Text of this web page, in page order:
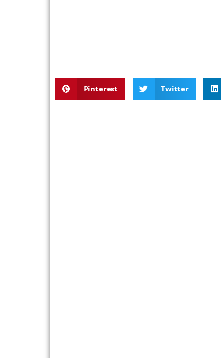
Pinterest Twitter